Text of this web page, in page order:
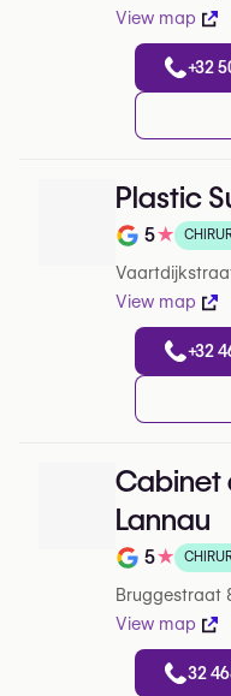
View map
+32
Plastic
Note de 5
5★
View map
+32
Cabinet
Lannau
Note de 5
5★
Bruggestraat
View map
32